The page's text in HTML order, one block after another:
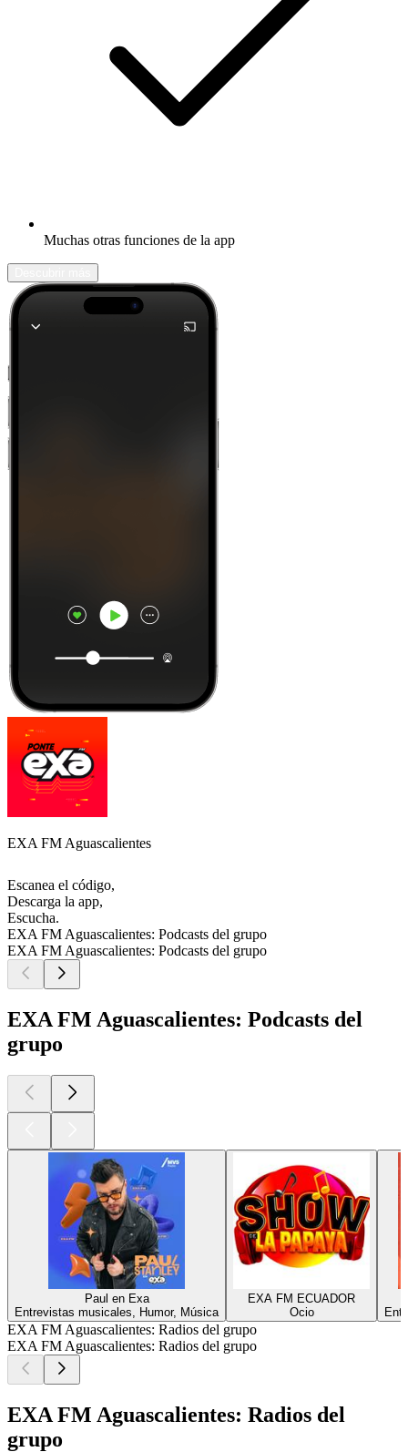
Muchas otras funciones de la app
EXA FM Aguascalientes
Escanea el código,
Descarga la app,
Escucha.
EXA FM Aguascalientes: Podcasts del grupo
EXA FM Aguascalientes: Podcasts del grupo
EXA FM Aguascalientes: Podcasts del
grupo
Paul en Exa
Entrevistas musicales, Humor, Música
EXA FM ECUADOR
Ocio
EXA FM Aguascalientes: Radios del grupo
EXA FM Aguascalientes: Radios del grupo
EXA FM Aguascalientes: Radios del
grupo